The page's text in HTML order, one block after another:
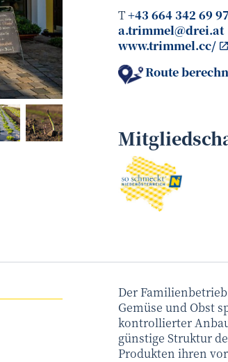
www.pangalactic.at
T+43 664 342 69 97
a.trimmel@drei.at
www.trimmel.cc/
Route
Der
Gemüse und Obst
kontrollierter
günstige Struktur
Produkten ihren